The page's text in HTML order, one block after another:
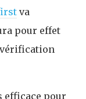
va
pour effet
vérification
efficace pour